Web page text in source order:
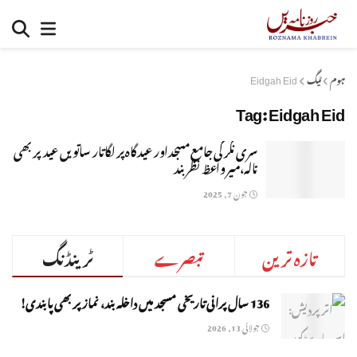
ہوم ٹیگ Eidgah Eid
Tag:Eidgah Eid
سری نگر کی جامع مسجداور عید گاہ پر لگاتار ساتویں عید پر بھی
تالہ،میر واعظ نظربند
جون 7, 2025
ٹرینڈنگ تبصرے تازہ ترین
136 سال پرانی تاریخی مسجد میں داخلہ بند، نماز پر بھی پابندی!
جولائی 13, 2026